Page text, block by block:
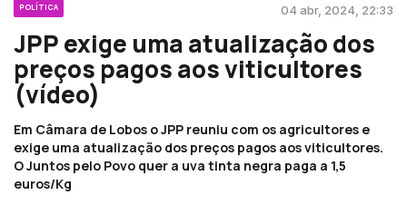
POLÍTICA 04 abr, 2024, 22:33
JPP exige uma atualização dos
preços pagos aos viticultores
(vídeo)
Em Câmara de Lobos o JPP reuniu com os agricultores e
exige uma atualização dos preços pagos aos viticultores.
O Juntos pelo Povo quer a uva tinta negra paga a 1,5
euros/Kg